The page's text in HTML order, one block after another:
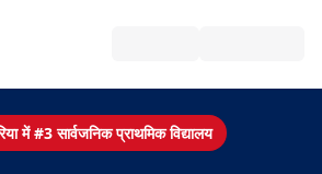
में #3 सार्वजनिक प्राथमिक विद्यालय